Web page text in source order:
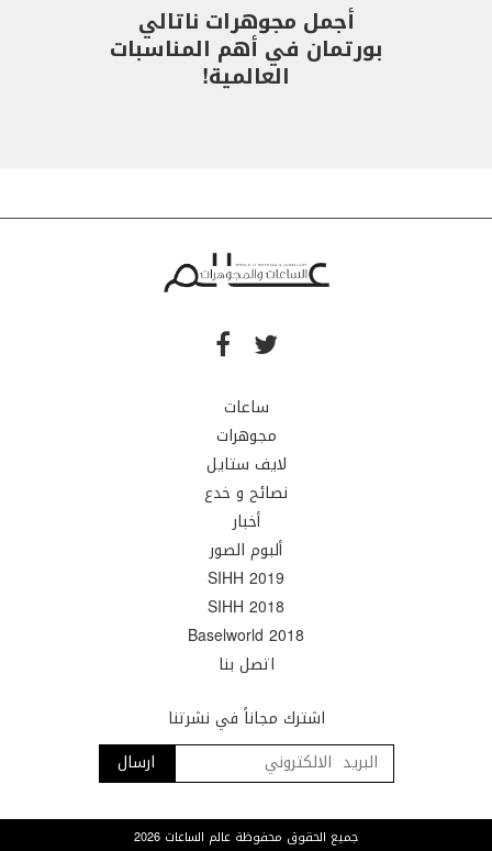
أجمل مجوهرات ناتالي
بورتمان في أهم المناسبات
العالمية!
ساعات
مجوهرات
لايف ستايل
نصائح و خدع
أخبار
ألبوم الصور
SIHH 2019
SIHH 2018
Baselworld 2018
اتصل بنا
اشترك مجاناً في نشرتنا
جميع الحقوق محفوظة عالم الساعات 2026